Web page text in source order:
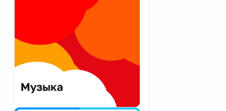
Екатеринбург
Калининград
Калуга